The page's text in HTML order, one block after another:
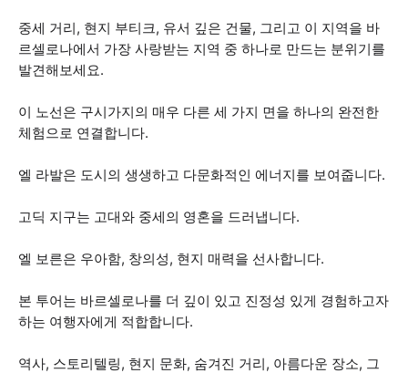
중세 거리, 현지 부티크, 유서 깊은 건물, 그리고 이 지역을 바
르셀로나에서 가장 사랑받는 지역 중 하나로 만드는 분위기를
발견해보세요.
이 노선은 구시가지의 매우 다른 세 가지 면을 하나의 완전한
체험으로 연결합니다.
엘 라발은 도시의 생생하고 다문화적인 에너지를 보여줍니다.
고딕 지구는 고대와 중세의 영혼을 드러냅니다.
엘 보른은 우아함, 창의성, 현지 매력을 선사합니다.
본 투어는 바르셀로나를 더 깊이 있고 진정성 있게 경험하고자
하는 여행자에게 적합합니다.
역사, 스토리텔링, 현지 문화, 숨겨진 거리, 아름다운 장소, 그